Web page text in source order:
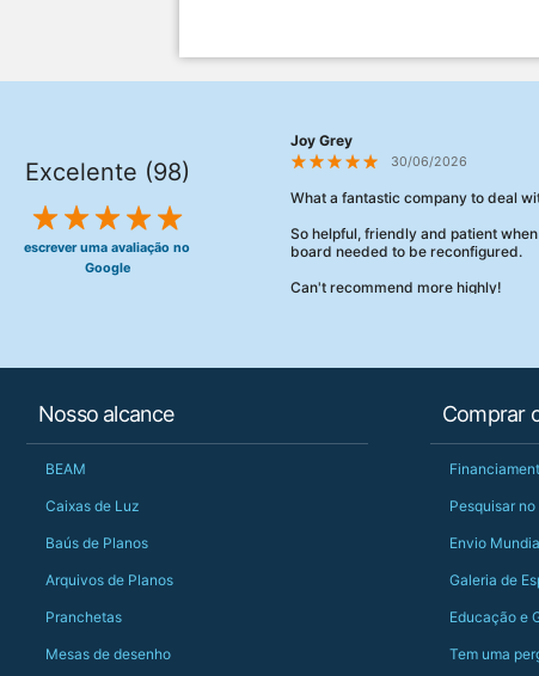
Excelente (98)
escrever uma avaliação no
Google
Joy Grey
30/06/2026
What a fantastic company to deal
So helpful, friendly and patient
board needed to be reconfigured.
Can't recommend more highly!
Nosso alcance
BEAM
Caixas de Luz
Baús de Planos
Arquivos de Planos
Pranchetas
Mesas de desenho
Comprar
Pesquisar
Envio
Galeria de
Educação e
Tem uma